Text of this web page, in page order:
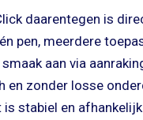
daarentegen is
pen, meerdere
aan via
en zonder losse
stabiel en